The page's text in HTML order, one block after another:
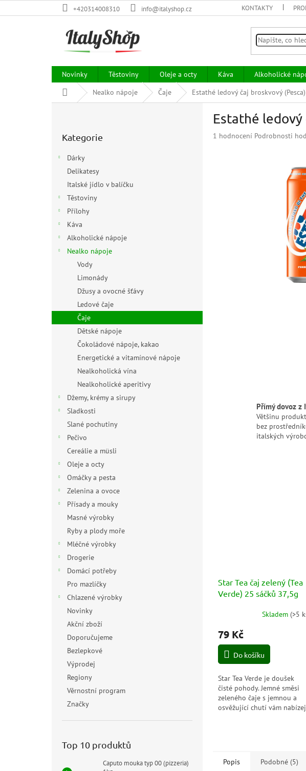
na
+420314008310 info@italyshop.cz KONTAKTY
Novinky Těstoviny Oleje a octy Káva Alkoholické
Domů
Nealko nápoje Čaje Estathé ledový čaj broskvový
kategorie
Kategorie
Dárky
Delikatesy
Italské jídlo v balíčku
Těstoviny
Přílohy
Káva
Alkoholické nápoje
Nealko nápoje
Vody
Limonády
Džusy a ovocné šťávy
Ledové čaje
Čaje
Dětské nápoje
Čokoládové nápoje, kakao
Energetické a vitamínové nápoje
Nealkoholická vína
Nealkoholické aperitivy
Džemy, krémy a sirupy
Sladkosti
Slané pochutiny
Pečivo
Cereálie a müsli
Oleje a octy
Omáčky a pesta
Zelenina a ovoce
Přísady a mouky
Masné výrobky
Ryby a plody moře
Mléčné výrobky
Drogerie
Domácí potřeby
Pro mazlíčky
Chlazené výrobky
Novinky
Akční zboží
Doporučujeme
Bezlepkové
Výprodej
Regiony
Věrnostní program
Značky
Top 10 produktů
Caputo mouka typ 00 (pizzeria)
Estathé ledový
Průměrné
1 hodnocení Podrobnosti
Přímý dovoz z
Většinu
bez
italských
Star Tea čaj zelený (Tea
Verde) 25 sáčků 37,5g
Skladem (>5
79 Kč
Do košíku
Star Tea Verde je doušek
čisté pohody. Jemné směsi
zeleného čaje s jemnou a
osvěžující chutí vám
Popis Podobné (5)